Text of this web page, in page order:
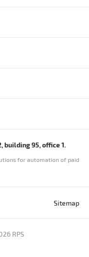
building 95, office 1.
for automation of paid
Sitemap
RPS